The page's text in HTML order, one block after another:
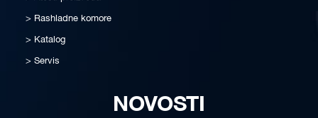
Rashladne komore
Katalog
Servis
NOVOSTI